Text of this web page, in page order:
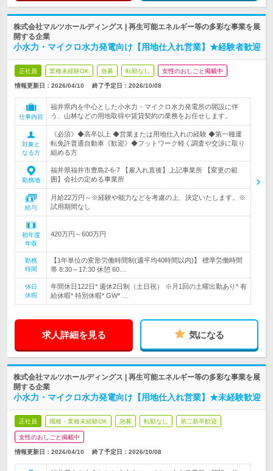
株式会社マルツホールディングス | 再生可能エネルギー等の多彩な事業を展
開する企業
小水力・マイクロ水力発電向け【用地仕入れ営業】★経験者歓迎
正社員 業種未経験OK 急募 転勤なし 女性のおしごと掲載中
情報更新日：2026/04/10 終了予定日： 2026/10/08
仕事内容
福井県内を中心とした小水力・マイクロ水力発電所の開設に伴
う、山林などの用地取得や賃貸契約の業務をお任せします。
対象と
なる方
《必須》◆高卒以上 ◆営業または用地仕入れの経験 ◆第一種運
転免許普通自動車《歓迎》◆フットワーク軽く調査や交渉に取り
組める方
勤務地
福井県福井市豊島2-6-7 【雇入れ直後】上記事業所 【変更の範
囲】会社の定める事業所
給与
月給22万円～※経験や能力などを考慮の上、決定いたします。※
試用期間なし
初年度
年収
420万円～600万円
勤務
時間
【1年単位の変形労働時間制(週平均40時間以内)】 標準労働時間
帯 8:30～17:30 休憩 60…
休日
休暇
年間休日122日* 週休2日制（土日祝） ※月1回の土曜出勤あり* 有
給休暇* 特別休暇* GW* …
求人詳細を見る 気になる
株式会社マルツホールディングス | 再生可能エネルギー等の多彩な事業を展
開する企業
小水力・マイクロ水力発電向け【用地仕入れ営業】★未経験歓迎
正社員 職種・業種未経験OK 急募 転勤なし 第二新卒歓迎
女性のおしごと掲載中
情報更新日：2026/04/10 終了予定日： 2026/10/08